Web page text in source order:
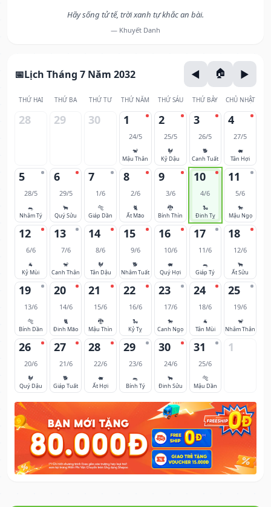
Hãy sống tử tế, trời xanh tự khắc an bài.
— Khuyết Danh
Lịch Tháng 7 Năm 2032
THỨ HAI THỨ BA THỨ TƯ THỨ NĂM THỨ SÁU THỨ BẢY CHỦ NHẬT
28 29 30 1
24/5
🐒
Mậu Thân
2
25/5
🐓
Kỷ Dậu
3
26/5
🐕
Canh Tuất
4
27/5
🐖
Tân Hợi
5
28/5
🐀
Nhâm Tý
6
29/5
🐂
Quý Sửu
7
1/6
🐅
Giáp Dần
8
2/6
🐈
Ất Mão
9
3/6
🐉
Bính Thìn
10
4/6
🐍
Đinh Tỵ
11
5/6
🐎
Mậu Ngọ
12
6/6
🐐
Kỷ Mùi
13
7/6
🐒
Canh Thân
14
8/6
🐓
Tân Dậu
15
9/6
🐕
Nhâm Tuất
16
10/6
🐖
Quý Hợi
17
11/6
🐀
Giáp Tý
18
12/6
🐂
Ất Sửu
19
13/6
🐅
Bính Dần
20
14/6
🐈
Đinh Mão
21
15/6
🐉
Mậu Thìn
22
16/6
🐍
Kỷ Tỵ
23
17/6
🐎
Canh Ngọ
24
18/6
🐐
Tân Mùi
25
19/6
🐒
Nhâm Thân
26
20/6
🐓
Quý Dậu
27
21/6
🐕
Giáp Tuất
28
22/6
🐖
Ất Hợi
29
23/6
🐀
Bính Tý
30
24/6
🐂
Đinh Sửu
31
25/6
🐅
Mậu Dần
1